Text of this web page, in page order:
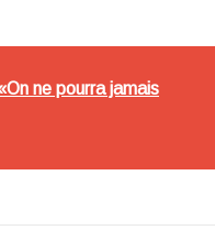
ne pourra jamais